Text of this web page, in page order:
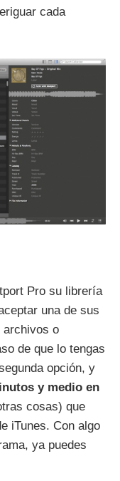
cada
Pro su librería
una de sus
archivos o
de que lo tengas
opción, y
y medio en
cosas) que
iTunes. Con algo
ya puedes